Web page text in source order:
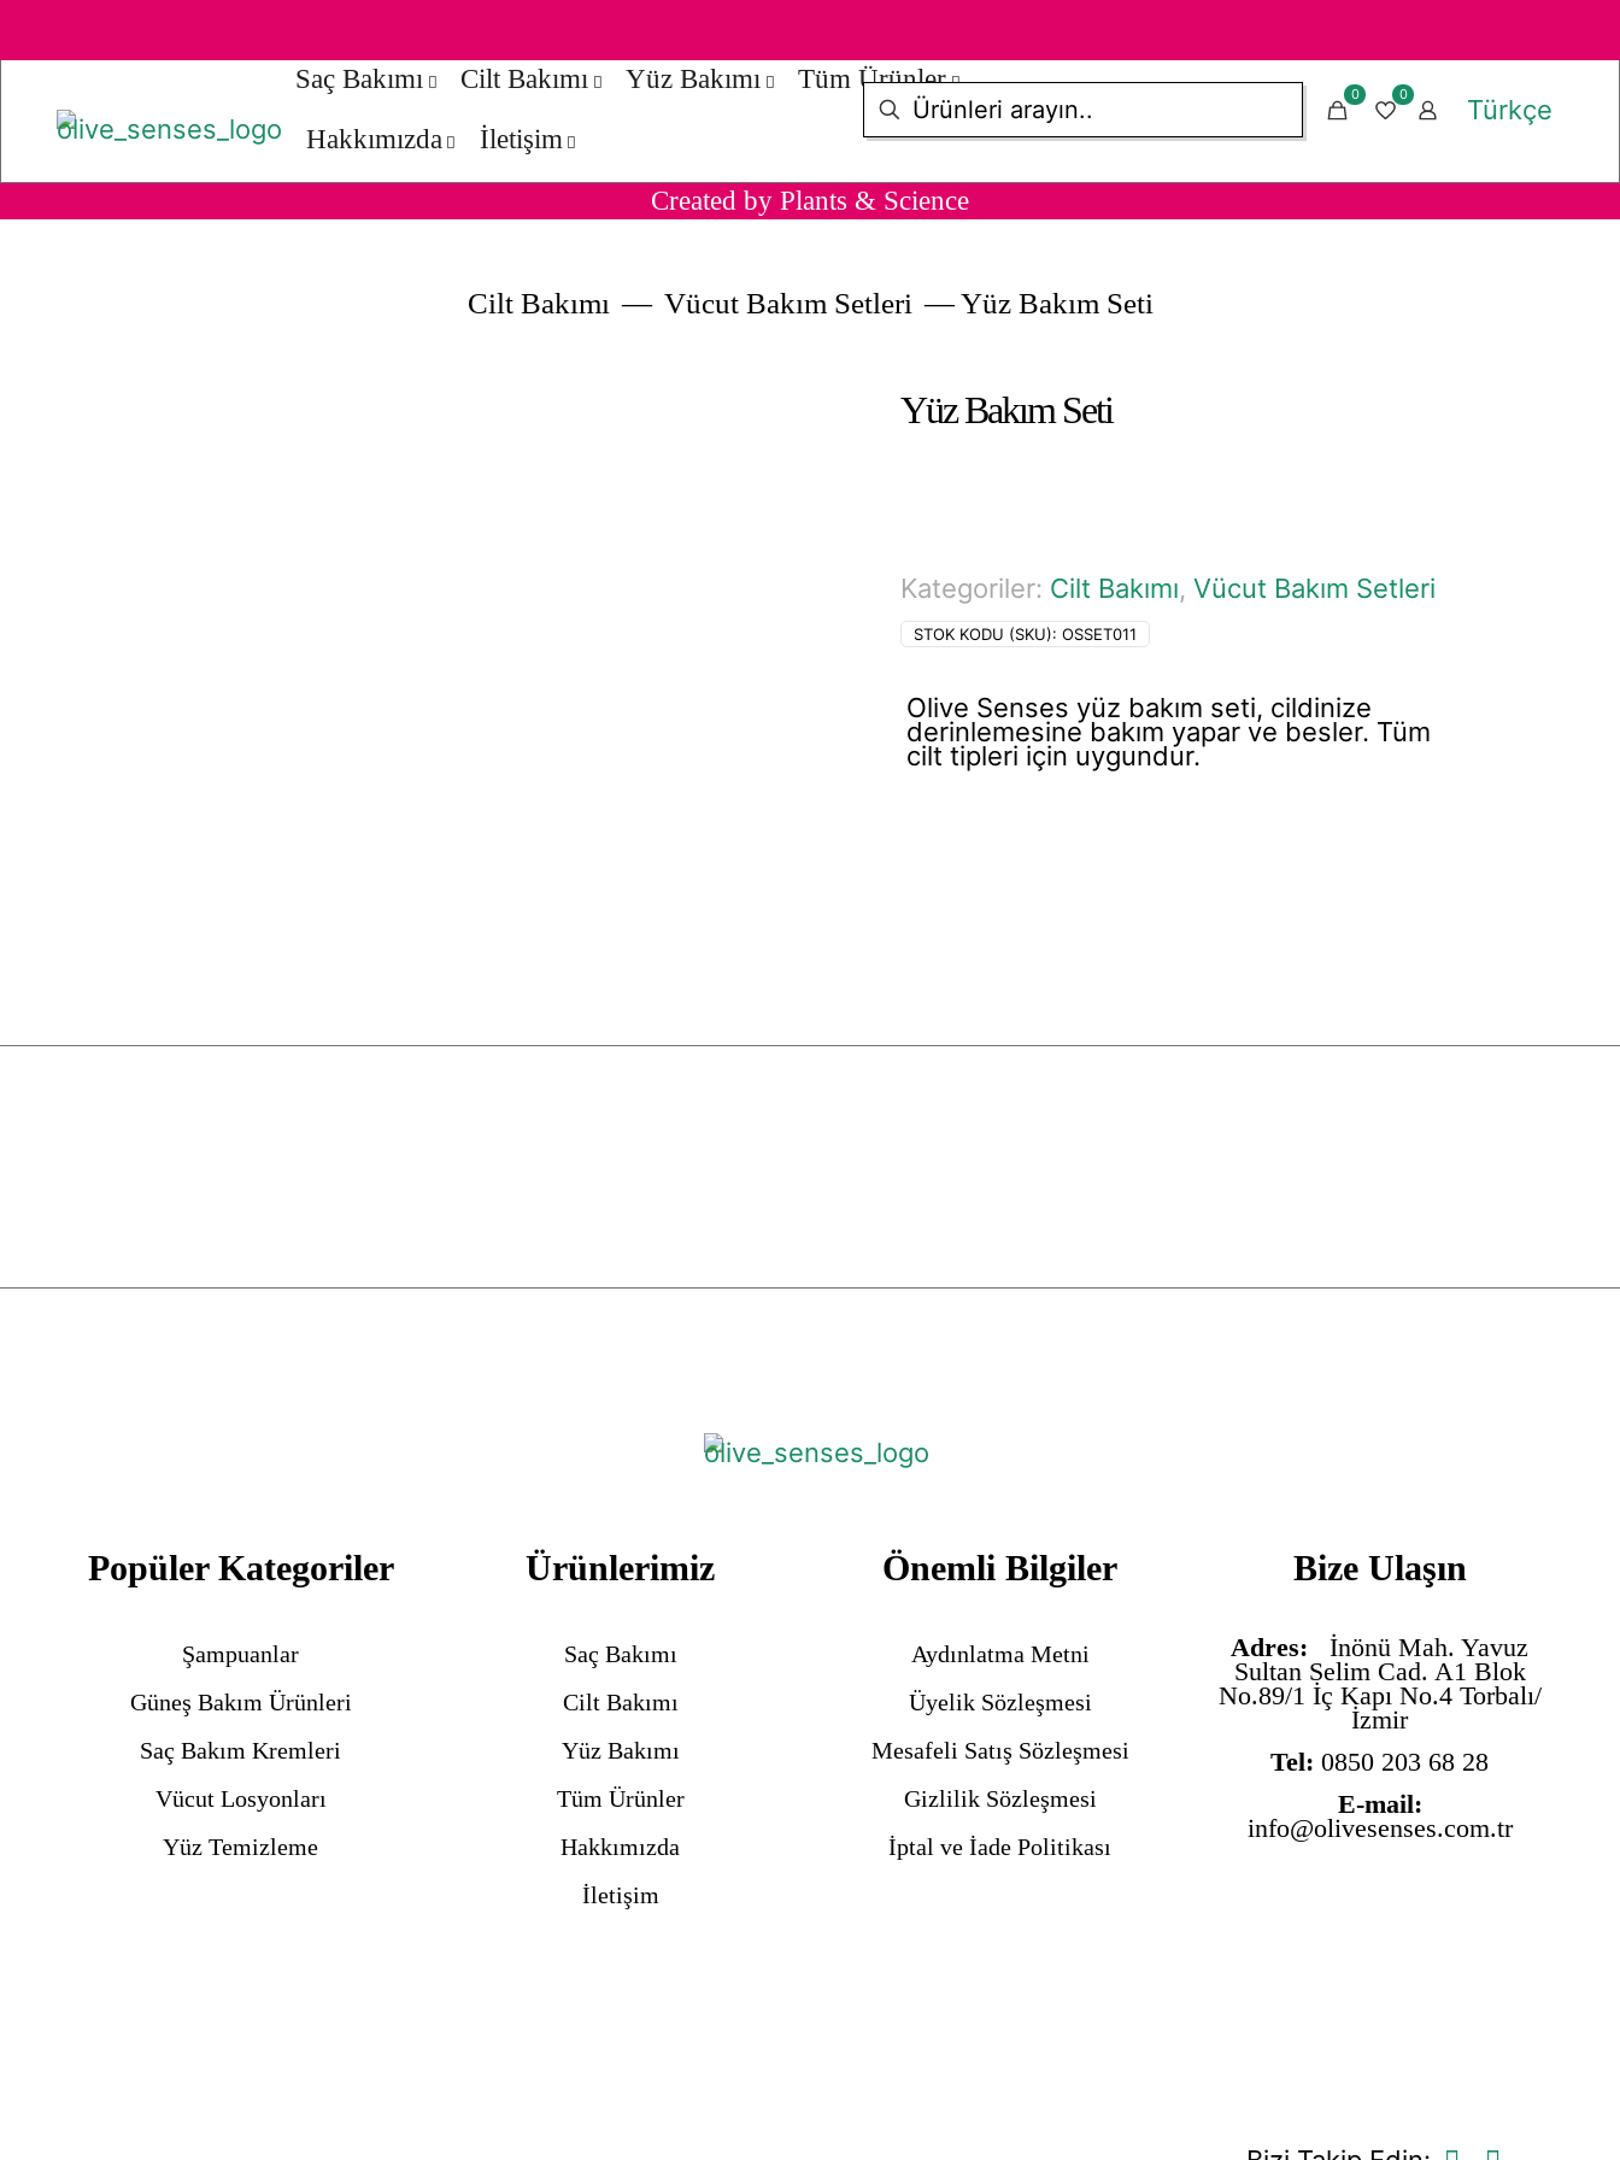
Saç Bakımı Cilt Bakımı Yüz Bakımı
Tüm Ürünler
Hakkımızda
İletişim
0 0 Türkçe
Created by Plants & Science
Cilt Bakımı — Vücut Bakım Setleri — Yüz Bakım Seti
Yüz Bakım Seti
Kategoriler: Cilt Bakımı, Vücut Bakım Setleri
STOK KODU (SKU): OSSET011
Olive Senses yüz bakım seti, cildinize
derinlemesine bakım yapar ve besler. Tüm
cilt tipleri için uygundur.
Popüler Kategoriler
Şampuanlar
Güneş Bakım Ürünleri
Saç Bakım Kremleri
Vücut Losyonları
Yüz Temizleme
Ürünlerimiz
Saç Bakımı
Cilt Bakımı
Yüz Bakımı
Tüm Ürünler
Hakkımızda
İletişim
Önemli Bilgiler
Aydınlatma Metni
Üyelik Sözleşmesi
Mesafeli Satış Sözleşmesi
Gizlilik Sözleşmesi
İptal ve İade Politikası
Bize Ulaşın
Adres: İnönü Mah. Yavuz
Sultan Selim Cad. A1 Blok
No.89/1 İç Kapı No.4 Torbalı/
İzmir
Tel: 0850 203 68 28
E-mail:
info@olivesenses.com.tr